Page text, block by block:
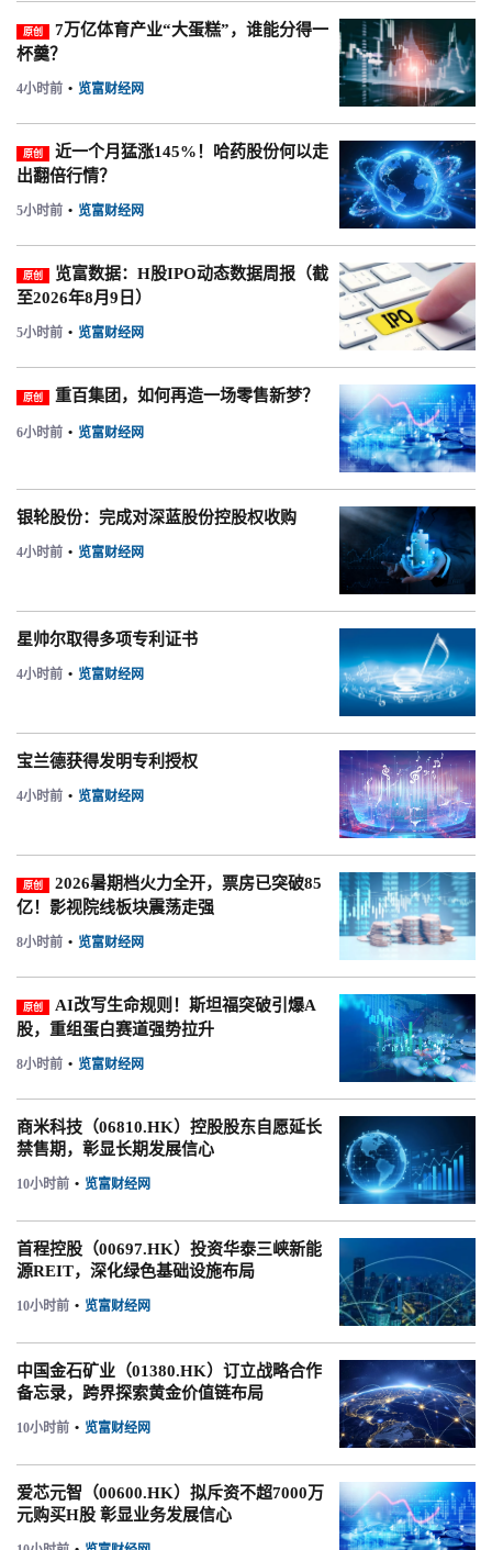
原创
7万亿体育产业“大蛋糕”，谁能分得一
杯羹？
4小时前 • 览富财经网
原创
近一个月猛涨145%！哈药股份何以走
出翻倍行情？
5小时前 • 览富财经网
原创
览富数据：H股IPO动态数据周报（截
至2026年8月9日）
5小时前 • 览富财经网
原创 重百集团，如何再造一场零售新梦？
6小时前 • 览富财经网
银轮股份：完成对深蓝股份控股权收购
4小时前 • 览富财经网
星帅尔取得多项专利证书
4小时前 • 览富财经网
宝兰德获得发明专利授权
4小时前 • 览富财经网
原创
2026暑期档火力全开，票房已突破85
亿！影视院线板块震荡走强
8小时前 • 览富财经网
原创
AI改写生命规则！斯坦福突破引爆A
股，重组蛋白赛道强势拉升
8小时前 • 览富财经网
商米科技（06810.HK）控股股东自愿延长
禁售期，彰显长期发展信心
10小时前 • 览富财经网
首程控股（00697.HK）投资华泰三峡新能
源REIT，深化绿色基础设施布局
10小时前 • 览富财经网
中国金石矿业（01380.HK）订立战略合作
备忘录，跨界探索黄金价值链布局
10小时前 • 览富财经网
爱芯元智（00600.HK）拟斥资不超7000万
元购买H股 彰显业务发展信心